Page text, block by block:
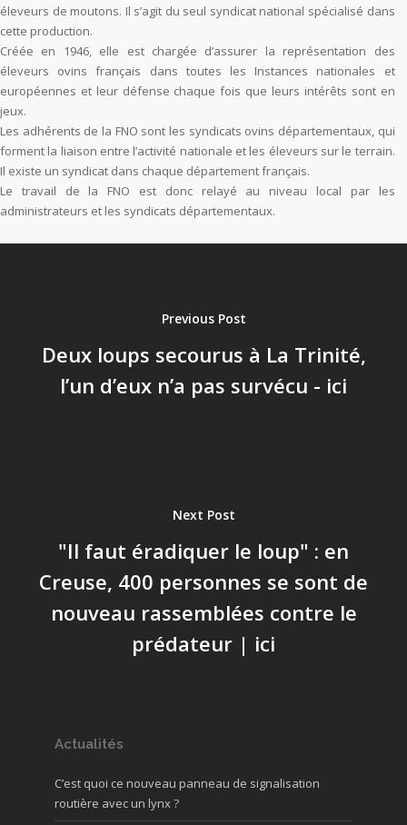
éleveurs de moutons. Il s’agit du seul syndicat national spécialisé dans
cette production.
Créée en 1946, elle est chargée d’assurer la représentation des
éleveurs ovins français dans toutes les Instances nationales et
européennes et leur défense chaque fois que leurs intérêts sont en
jeux.
Les adhérents de la FNO sont les syndicats ovins départementaux, qui
forment la liaison entre l’activité nationale et les éleveurs sur le terrain.
Il existe un syndicat dans chaque département français.
Le travail de la FNO est donc relayé au niveau local par les
administrateurs et les syndicats départementaux.
Previous Post
Deux loups secourus à La Trinité,
l’un d’eux n’a pas survécu - ici
Next Post
"Il faut éradiquer le loup" : en
Creuse, 400 personnes se sont de
nouveau rassemblées contre le
prédateur | ici
Actualités
C’est quoi ce nouveau panneau de signalisation
routière avec un lynx ?